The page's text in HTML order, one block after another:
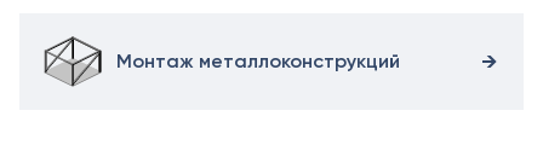
Монтаж металлоконструкций